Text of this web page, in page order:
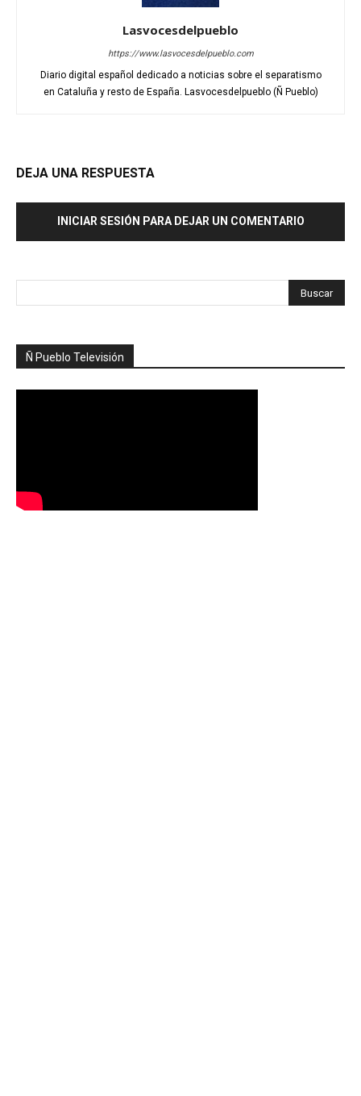
Lasvocesdelpueblo
https://www.lasvocesdelpueblo.com
Diario digital español dedicado a noticias sobre el separatismo
en Cataluña y resto de España. Lasvocesdelpueblo (Ñ Pueblo)
DEJA UNA RESPUESTA
INICIAR SESIÓN PARA DEJAR UN COMENTARIO
Ñ Pueblo Televisión